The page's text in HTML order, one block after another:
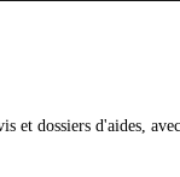
dossiers d'aides,